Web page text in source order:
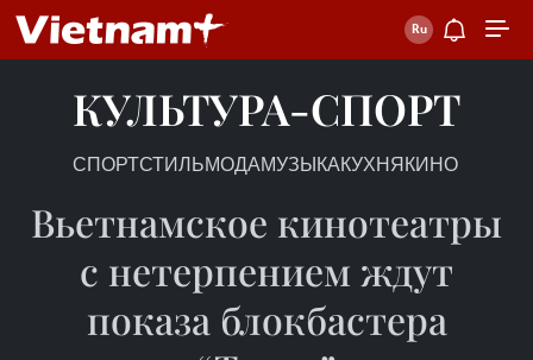
КУЛЬТУРА-СПОРТ
СПОРТСТИЛЬМОДАМУЗЫКАКУХНЯКИНО
Вьетнамское кинотеатры
с нетерпением ждут
показа блокбастера